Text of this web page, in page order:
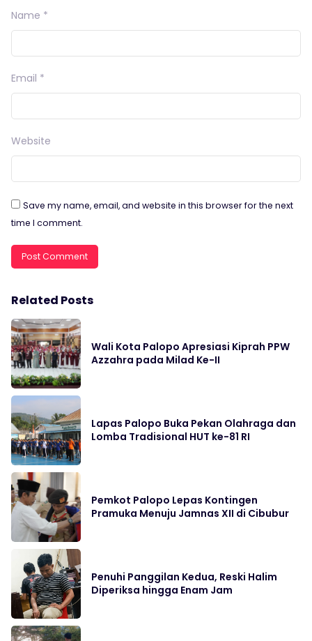
Name *
Email *
Website
Save my name, email, and website in this browser for the next
time I comment.
Related Posts
Wali Kota Palopo Apresiasi Kiprah PPW
Azzahra pada Milad Ke-II
Lapas Palopo Buka Pekan Olahraga dan
Lomba Tradisional HUT ke-81 RI
Pemkot Palopo Lepas Kontingen
Pramuka Menuju Jamnas XII di Cibubur
Penuhi Panggilan Kedua, Reski Halim
Diperiksa hingga Enam Jam